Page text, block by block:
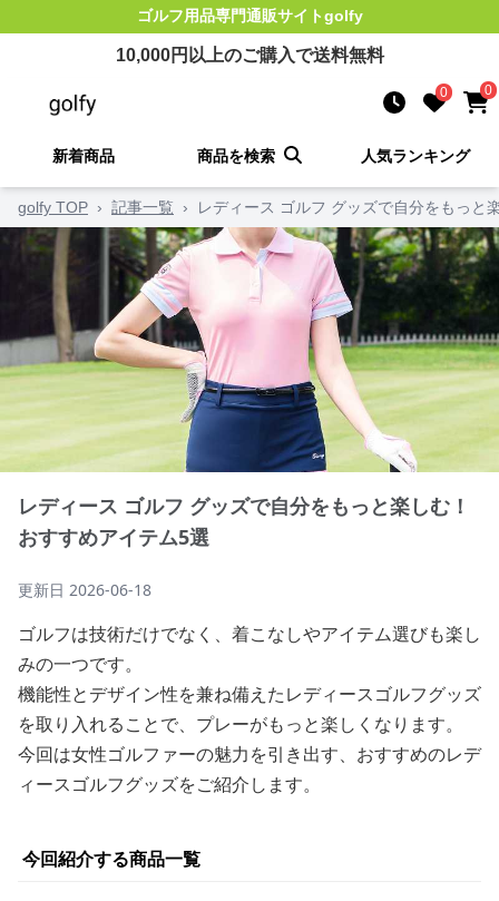
ゴルフ用品専門通販サイトgolfy
10,000円以上のご購入で送料無料
0 0
新着商品 商品を検索 人気ランキング
golfy TOP › 記事一覧 › レディース ゴルフ グッズで自分をもっと
レディース ゴルフ グッズで自分をもっと楽しむ！
おすすめアイテム5選
更新日 2026-06-18
ゴルフは技術だけでなく、着こなしやアイテム選びも楽し
みの一つです。
機能性とデザイン性を兼ね備えたレディースゴルフグッズ
を取り入れることで、プレーがもっと楽しくなります。
今回は女性ゴルファーの魅力を引き出す、おすすめのレデ
ィースゴルフグッズをご紹介します。
今回紹介する商品一覧